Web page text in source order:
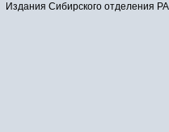
Издания Сибирского отделения